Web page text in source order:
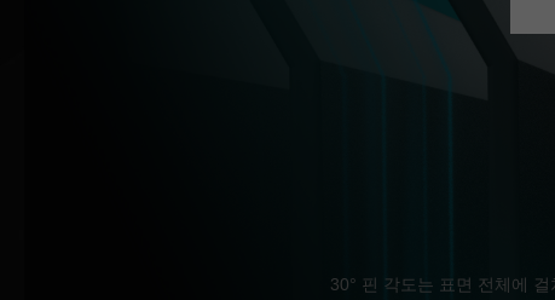
30° 핀 각도는 표면 전체에